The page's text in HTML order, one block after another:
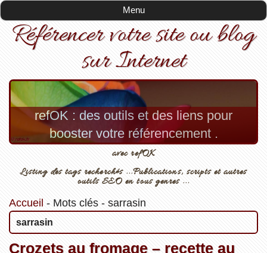
Menu
Référencer votre site ou blog
sur Internet
refOK : des outils et des liens pour
booster votre référencement .
avec refOK
Listing des tags recherchés ...Publications, scripts et autres
outils SEO en tous genres ...
Accueil - Mots clés- sarrasin
sarrasin
Crozets au fromage – recette au